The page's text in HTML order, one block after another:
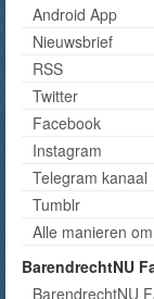
Android App
Nieuwsbrief
RSS
Twitter
Facebook
Instagram
Telegram kanaal
Tumblr
Alle manieren
BarendrechtNU
BarendrechtNU